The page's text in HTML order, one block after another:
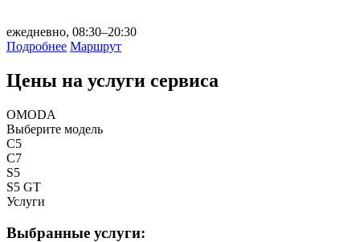
ежедневно, 08:30–20:30
Подробнее Маршрут
Цены на услуги сервиса
OMODA
Выберите модель
C5
C7
S5
S5 GT
Услуги
Выбранные услуги: